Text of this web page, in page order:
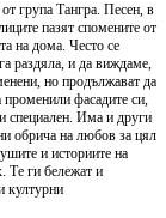
група Тангра. Песен, в
пазят спомените от
на дома. Често се
раздяла, и да виждаме,
но продължават да
фасадите си,
специален. Има и други
обрича на любов за цял
и историите на
Те ги бележат и
културни